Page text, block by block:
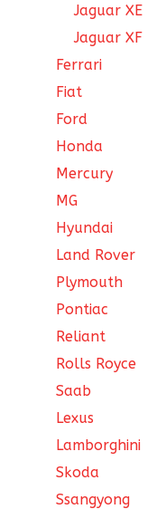
Jaguar XE
Jaguar XF
Ferrari
Fiat
Ford
Honda
Mercury
MG
Hyundai
Land Rover
Plymouth
Pontiac
Reliant
Rolls Royce
Saab
Lexus
Lamborghini
Skoda
Ssangyong